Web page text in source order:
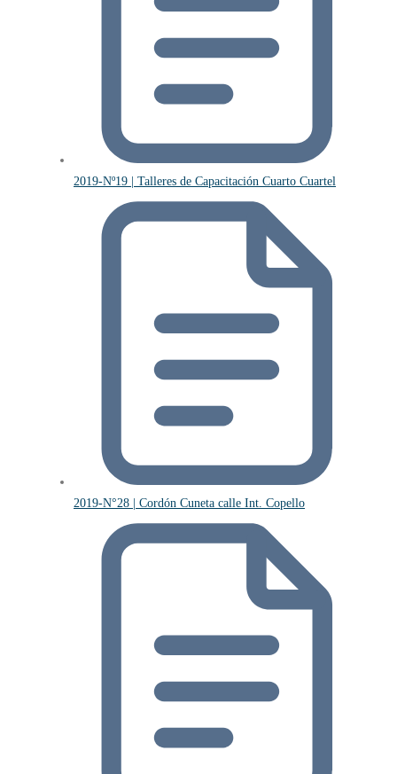
2019-Nº19 | Talleres de Capacitación Cuarto Cuartel
2019-N°28 | Cordón Cuneta calle Int. Copello